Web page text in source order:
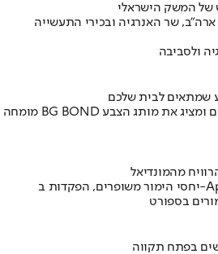
המשק הישראלי
שר האנרגיה ובכירי התעשייה
ולסביבה
שמתאים לבית שלכם
מהמונדיאל
בספורט
בפתח תקווה